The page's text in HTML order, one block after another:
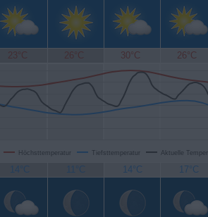
23°C 26°C 30°C 26°C
Höchsttemperatur Tiefsttemperatur Aktuelle
14°C 11°C 14°C 17°C